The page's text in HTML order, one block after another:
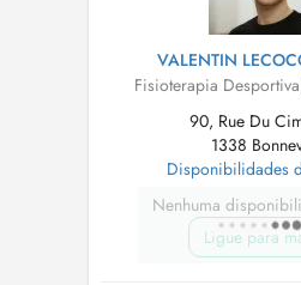
VALENTIN
Fisioterapia Desportiva
90, Rue Du
1338
Disponibilidades
Nenhuma
Ligue para